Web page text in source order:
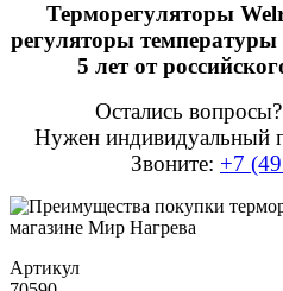
Терморегуляторы
регуляторы температуры
5 лет от
Остались
Нужен индивидуальный
Звоните: +7
Артикул